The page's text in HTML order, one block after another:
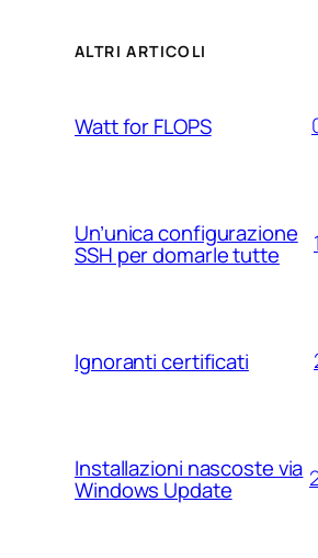
ALTRI ARTICOLI
Watt for FLOPS
Un’unica configurazione
SSH per domarle tutte
Ignoranti certificati
Installazioni nascoste via
Windows Update